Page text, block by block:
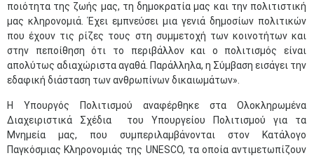
ποιότητα της ζωής μας, τη δημοκρατία μας και την πολιτιστική
μας κληρονομιά. Έχει εμπνεύσει μια γενιά δημοσίων πολιτικών
που έχουν τις ρίζες τους στη συμμετοχή των κοινοτήτων και
στην πεποίθηση ότι το περιβάλλον και ο πολιτισμός είναι
απολύτως αδιαχώριστα αγαθά. Παράλληλα, η Σύμβαση εισάγει την
εδαφική διάσταση των ανθρωπίνων δικαιωμάτων».
Η Υπουργός Πολιτισμού αναφέρθηκε στα Ολοκληρωμένα
Διαχειριστικά Σχέδια του Υπουργείου Πολιτισμού για τα
Μνημεία μας, που συμπεριλαμβάνονται στον Κατάλογο
Παγκόσμιας Κληρονομιάς της UNESCO, τα οποία αντιμετωπίζουν